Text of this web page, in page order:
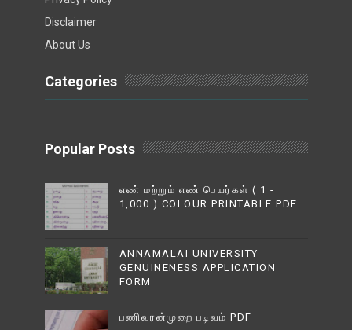
Disclaimer
About Us
Categories
Popular Posts
எண் மற்றும் எண் பெயர்கள் ( 1 -
1,000 ) COLOUR PRINTABLE PDF
ANNAMALAI UNIVERSITY
GENUINENESS APPLICATION
FORM
பணிவரன்முறை படிவம் PDF